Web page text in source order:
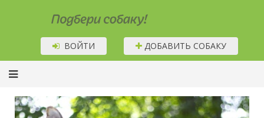
Подбери собаку!
ВОЙТИ ДОБАВИТЬ СОБАКУ